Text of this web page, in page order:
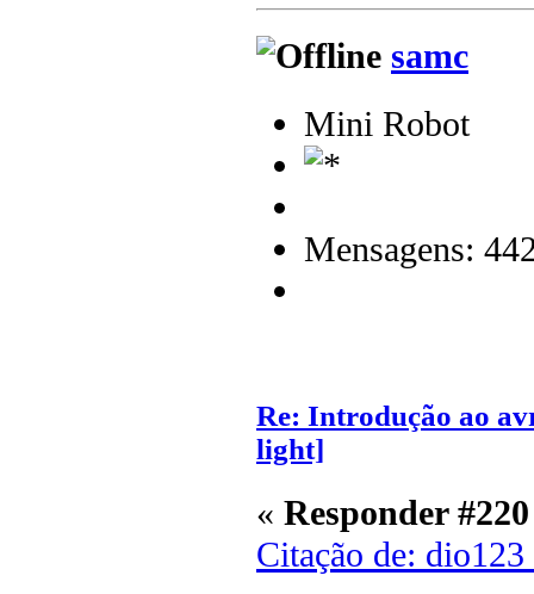
samc
Mini Robot
Mensagens:
Re: Introdução ao
light]
« Responder
Citação de: